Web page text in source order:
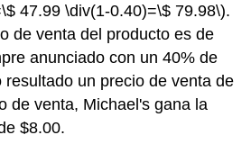
47.99 \div(1-0.40)=\$ 79.98\).
de venta del producto es de
anunciado con un 40% de
resultado un precio de venta de
de venta, Michael's gana la
$8.00.